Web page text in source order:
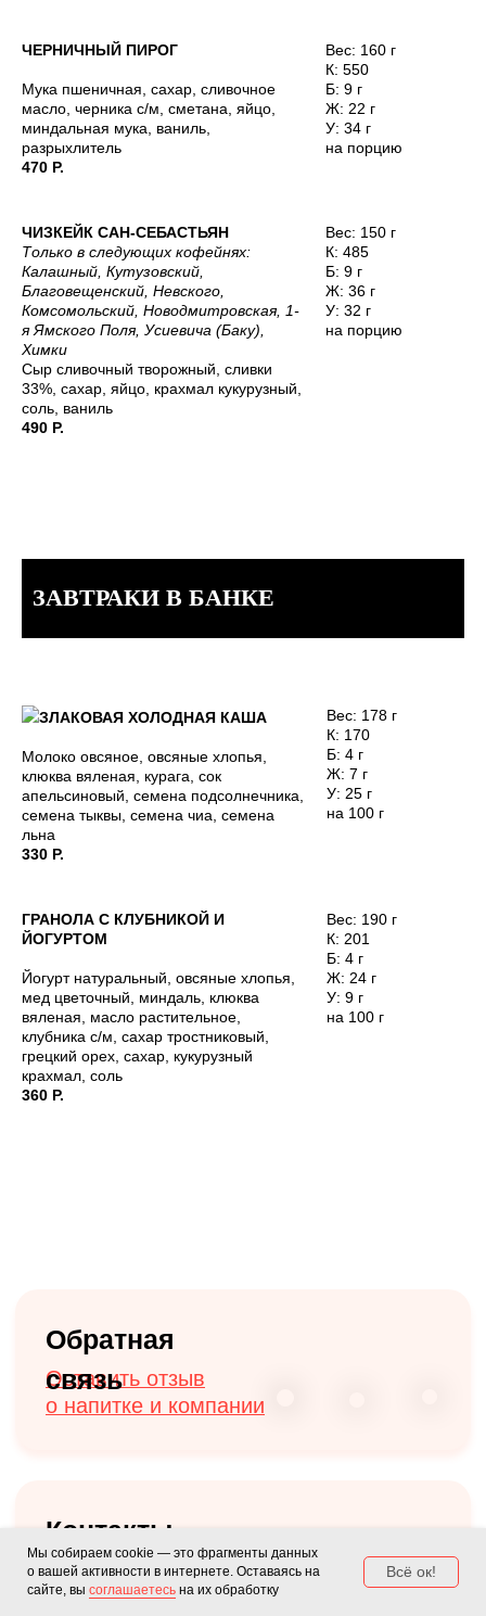
ЧЕРНИЧНЫЙ ПИРОГ
Мука пшеничная, сахар, сливочное
масло, черника с/м, сметана, яйцо,
миндальная мука, ваниль,
разрыхлитель
470 Р.
Вес: 160 г
К: 550
Б: 9 г
Ж: 22 г
У: 34 г
на порцию
ЧИЗКЕЙК САН-СЕБАСТЬЯН
Только в следующих кофейнях:
Калашный, Кутузовский,
Благовещенский, Невского,
Комсомольский, Новодмитровская, 1-
я Ямского Поля, Усиевича (Баку),
Химки
Сыр сливочный творожный, сливки
33%, сахар, яйцо, крахмал кукурузный,
соль, ваниль
490 Р.
Вес: 150 г
К: 485
Б: 9 г
Ж: 36 г
У: 32 г
на порцию
ЗАВТРАКИ В БАНКЕ
ЗЛАКОВАЯ ХОЛОДНАЯ КАША
Молоко овсяное, овсяные хлопья,
клюква вяленая, курага, сок
апельсиновый, семена подсолнечника,
семена тыквы, семена чиа, семена
льна
330 Р.
Вес: 178 г
К: 170
Б: 4 г
Ж: 7 г
У: 25 г
на 100 г
ГРАНОЛА С КЛУБНИКОЙ И
ЙОГУРТОМ
Йогурт натуральный, овсяные хлопья,
мед цветочный, миндаль, клюква
вяленая, масло растительное,
клубника с/м, сахар тростниковый,
грецкий орех, сахар, кукурузный
крахмал, соль
360 Р.
Вес: 190 г
К: 201
Б: 4 г
Ж: 24 г
У: 9 г
на 100 г
Мы собираем cookie — это фрагменты данных
о вашей активности в интернете. Оставаясь на
сайте, вы соглашаетесь на их обработку
Всё ок!